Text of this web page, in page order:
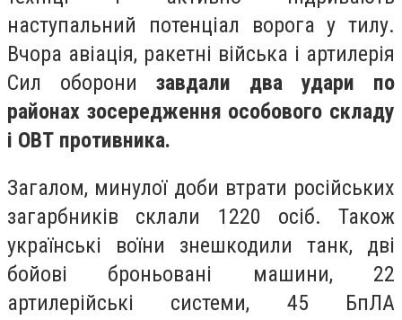
наступальний потенціал ворога у тилу.
Вчора авіація, ракетні війська і артилерія
Сил оборони завдали два удари по
районах зосередження особового складу
і ОВТ противника.
Загалом, минулої доби втрати російських
загарбників склали 1220 осіб. Також
українські воїни знешкодили танк, дві
бойові броньовані машини, 22
артилерійські системи, 45 БпЛА